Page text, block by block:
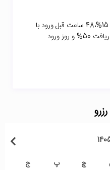
72 ساعت قبل ورود با دریافت 15%،48 ساعت قبل ورود با
30%، 24 ساعت قبل ورود با دریافت 50% و روز ورود
چ پ ج